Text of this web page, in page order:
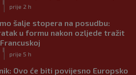
prije 2 h
šalje stopera na posudbu:
u formu nakon ozljede tražit
prije 5 h
Ovo će biti povijesno Europsko